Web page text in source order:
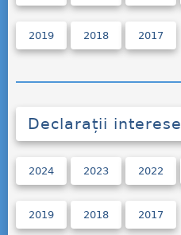
2019 2018 2017
Declarații interese
2024 2023 2022
2019 2018 2017